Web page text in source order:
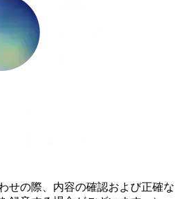
せの際、内容の確認および正確な